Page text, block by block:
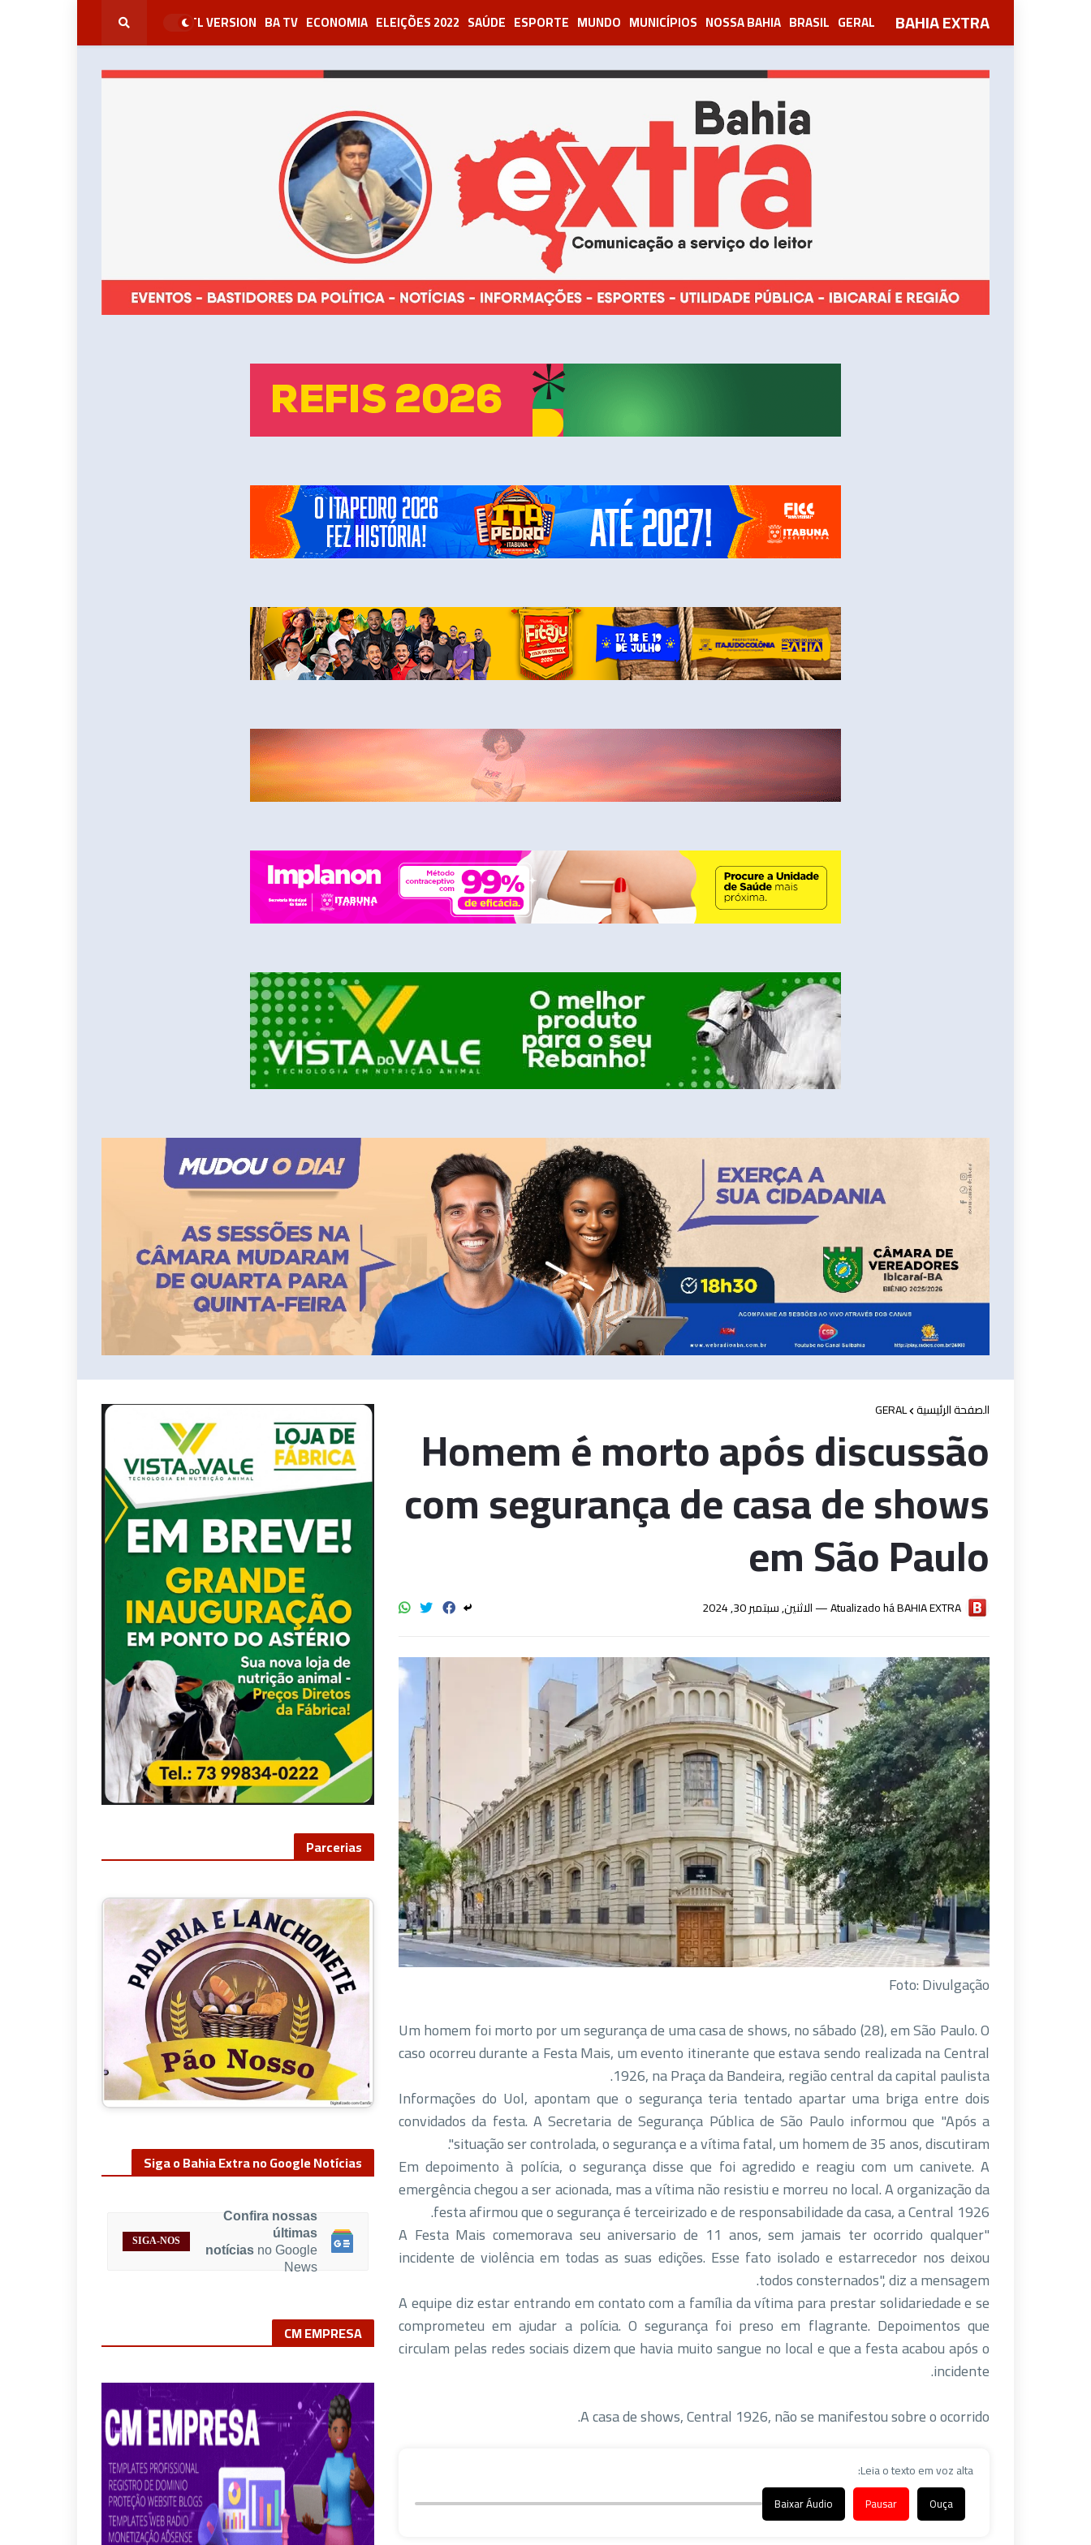
BAHIA EXTRA
GERAL
BRASIL
NOSSA BAHIA
MUNICÍPIOS
MUNDO
ESPORTE
SAÚDE
ELEIÇÕES 2022
ECONOMIA
BA TV
RTL VERSION
الصفحة الرئيسية GERAL
Homem é morto após discussão
com segurança de casa de shows
em São Paulo
BAHIA EXTRA
Atualizado há — الاثنين, سبتمبر 30, 2024
Foto: Divulgação
Um homem foi morto por um segurança de uma casa de shows, no sábado (28), em São Paulo. O
caso ocorreu durante a Festa Mais, um evento itinerante que estava sendo realizada na Central
1926, na Praça da Bandeira, região central da capital paulista.
Informações do Uol, apontam que o segurança teria tentado apartar uma briga entre dois
convidados da festa. A Secretaria de Segurança Pública de São Paulo informou que "Após a
situação ser controlada, o segurança e a vítima fatal, um homem de 35 anos, discutiram".
Em depoimento à polícia, o segurança disse que foi agredido e reagiu com um canivete. A
emergência chegou a ser acionada, mas a vítima não resistiu e morreu no local. A organização da
festa afirmou que o segurança é terceirizado e de responsabilidade da casa, a Central 1926.
"A Festa Mais comemorava seu aniversario de 11 anos, sem jamais ter ocorrido qualquer
incidente de violência em todas as suas edições. Esse fato isolado e estarrecedor nos deixou
todos consternados", diz a mensagem.
A equipe diz estar entrando em contato com a família da vítima para prestar solidariedade e se
comprometeu em ajudar a polícia. O segurança foi preso em flagrante. Depoimentos que
circulam pelas redes sociais dizem que havia muito sangue no local e que a festa acabou após o
incidente.
A casa de shows, Central 1926, não se manifestou sobre o ocorrido.
Leia o texto em voz alta:
Ouça
Pausar
Baixar Áudio
Parcerias
Confira nossas
notíciasno Google
News